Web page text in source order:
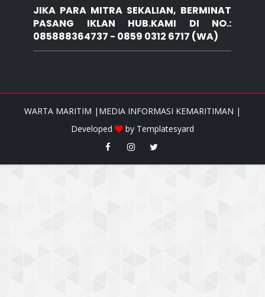
JIKA PARA MITRA SEKALIAN, BERMINAT
PASANG IKLAN HUB.KAMI DI NO.:
085888364737 - 0859 0312 6717 (WA)
WARTA MARITIM |MEDIA INFORMASI KEMARITIMAN |
Developed
by Templatesyard